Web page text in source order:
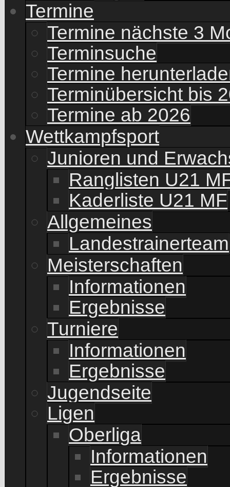
Termine
Termine nächste 3
Terminsuche
Termine
Terminübersicht bis
Termine ab 2026
Wettkampfsport
Junioren und
Ranglisten U21
Kaderliste U21 MF
Allgemeines
Landestrainerteam
Meisterschaften
Informationen
Ergebnisse
Turniere
Informationen
Ergebnisse
Jugendseite
Ligen
Oberliga
Informationen
Ergebnisse